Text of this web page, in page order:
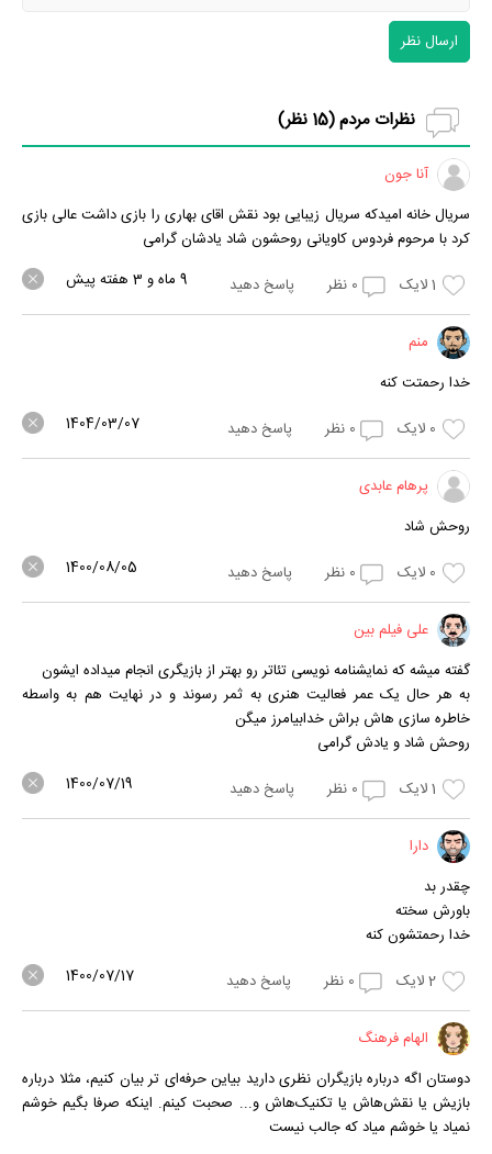
ارسال نظر
نظرات مردم (15 نظر)
آنا جون
سریال خانه امیدکه سریال زیبایی بود نقش اقای بهاری را بازی داشت عالی بازی
کرد با مرحوم فردوس کاویانی روحشون شاد یادشان گرامی
1لایک 0 نظر پاسخ دهید 9 ماه و 3 هفته پیش
منم
خدا رحمتت کنه
0 لایک 0 نظر پاسخ دهید 1404/03/07
پرهام عابدی
روحش شاد
0 لایک 0 نظر پاسخ دهید 1400/08/05
علی فیلم بین
گفته میشه که نمایشنامه نویسی تئاتر رو بهتر از بازیگری انجام میداده ایشون
به هر حال یک عمر فعالیت هنری به ثمر رسوند و در نهایت هم به واسطه
خاطره سازی هاش براش خدابیامرز میگن
روحش شاد و یادش گرامی
1لایک 0 نظر پاسخ دهید 1400/07/19
دارا
چقدر بد
باورش سخته
خدا رحمتشون کنه
2لایک 0 نظر پاسخ دهید 1400/07/17
الهام فرهنگ
دوستان اگه درباره بازیگران نظری دارید بیاین حرفه‌ای تر بیان کنیم، مثلا درباره
بازیش یا نقش‌هاش یا تکنیک‌هاش و... صحبت کینم. اینکه صرفا بگیم خوشم
نمیاد یا خوشم میاد که جالب نیست